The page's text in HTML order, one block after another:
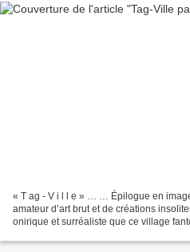
« T ag - V i l l e » … … Épilogue en
amateur d’art brut et de créations
onirique et surréaliste que ce village